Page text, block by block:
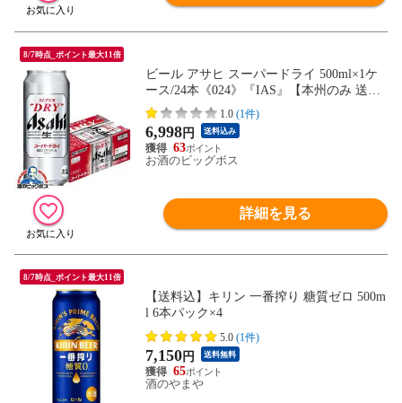
8/7時点_ポイント最大11倍
ビール アサヒ スーパードライ 500ml×1ケ
ース/24本《024》『IAS』【本州のみ 送料
無料】
1.0 (1件)
6,998円 送料込み
63
お酒のビッグボス
詳細を見る
8/7時点_ポイント最大11倍
【送料込】キリン 一番搾り 糖質ゼロ 500m
l 6本パック×4
5.0 (1件)
7,150円 送料無料
65
酒のやまや